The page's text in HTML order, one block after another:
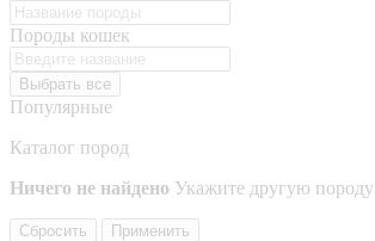
Породы кошек
Выбрать все
Популярные
Каталог пород
Ничего не найдено Укажите другую породу
Сбросить Применить